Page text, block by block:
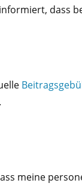
dass
meine